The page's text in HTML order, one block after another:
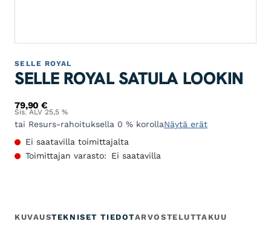
SELLE ROYAL
SELLE ROYAL SATULA LOOKIN
79,90€
Sis. ALV 25,5 %
tai Resurs-rahoituksella 0 % korollaNäytä erät
Ei saatavilla toimittajalta
Toimittajan varasto:
Ei saatavilla
KUVAUSTEKNISET TIEDOTARVOSTELUTTAKUU